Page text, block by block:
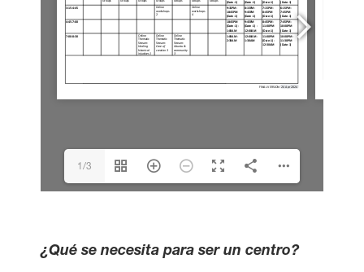
1/3
¿Qué se necesita para ser un centro?